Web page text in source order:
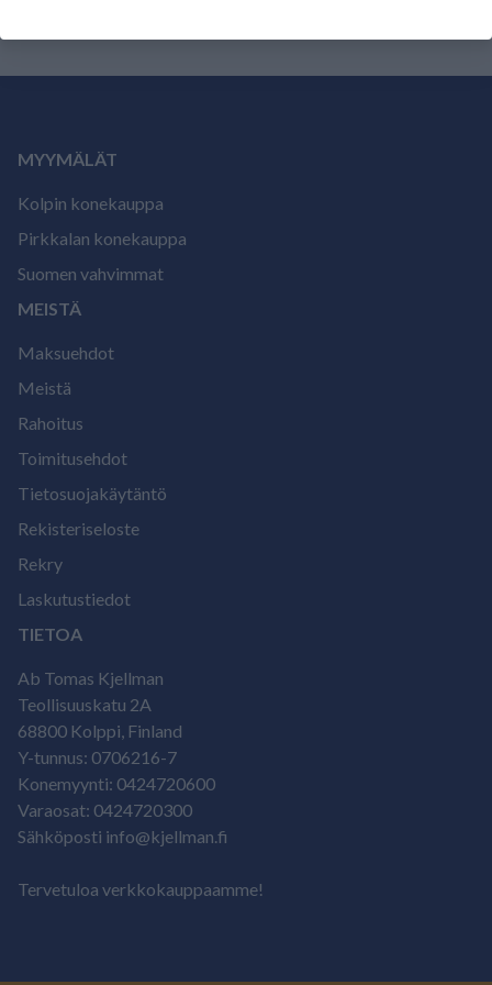
MYYMÄLÄT
Kolpin konekauppa
Pirkkalan konekauppa
Suomen vahvimmat
MEISTÄ
Maksuehdot
Meistä
Rahoitus
Toimitusehdot
Tietosuojakäytäntö
Rekisteriseloste
Rekry
Laskutustiedot
TIETOA
Ab Tomas Kjellman
Teollisuuskatu 2A
68800 Kolppi, Finland
Y-tunnus: 0706216-7
Konemyynti: 0424720600
Varaosat: 0424720300
Sähköposti info@kjellman.fi
Tervetuloa verkkokauppaamme!